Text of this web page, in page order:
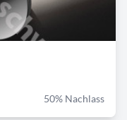
50% Nachlass